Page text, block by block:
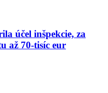
účel inšpekcie, za
až 70-tisíc eur